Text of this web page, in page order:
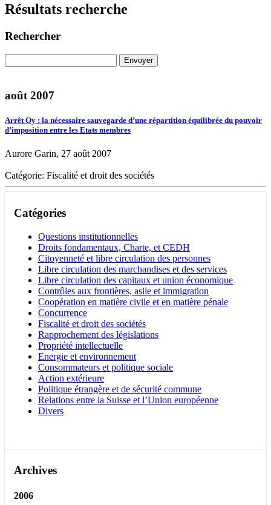
Résultats recherche
Rechercher
août 2007
Arrêt Oy : la nécessaire sauvegarde d’une répartition équilibrée du pouvoir
d’imposition entre les Etats membres
Aurore Garin, 27 août 2007
Catégorie: Fiscalité et droit des sociétés
Catégories
Questions institutionnelles
Droits fondamentaux, Charte, et CEDH
Citoyenneté et libre circulation des personnes
Libre circulation des marchandises et des services
Libre circulation des capitaux et union économique
Contrôles aux frontières, asile et immigration
Coopération en matière civile et en matière pénale
Concurrence
Fiscalité et droit des sociétés
Rapprochement des législations
Propriété intellectuelle
Energie et environnement
Consommateurs et politique sociale
Action extérieure
Politique étrangère et de sécurité commune
Relations entre la Suisse et l’Union européenne
Divers
Archives
2006